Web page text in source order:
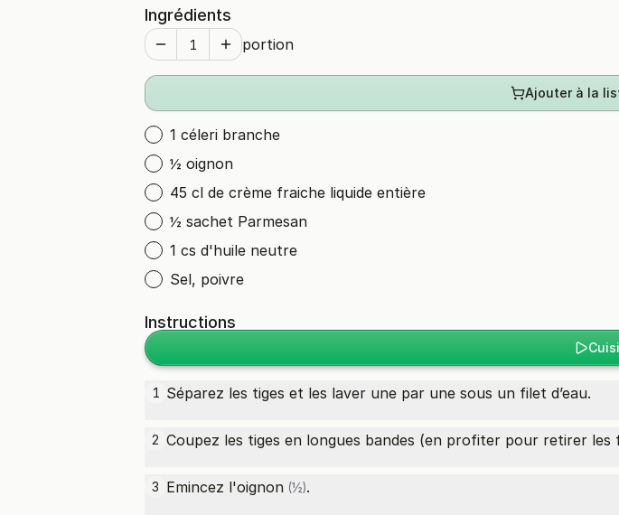
Ingrédients
portion
Ajouter à la
1 céleri branche
½ oignon
45 cl de crème fraiche liquide entière
½ sachet Parmesan
1 cs d'huile neutre
Sel, poivre
Instructions
1 Séparez les tiges et les laver une par une sous un filet d’eau.
2 Coupez les tiges en longues bandes (en profiter pour retirer
3 Emincez l'oignon (½).